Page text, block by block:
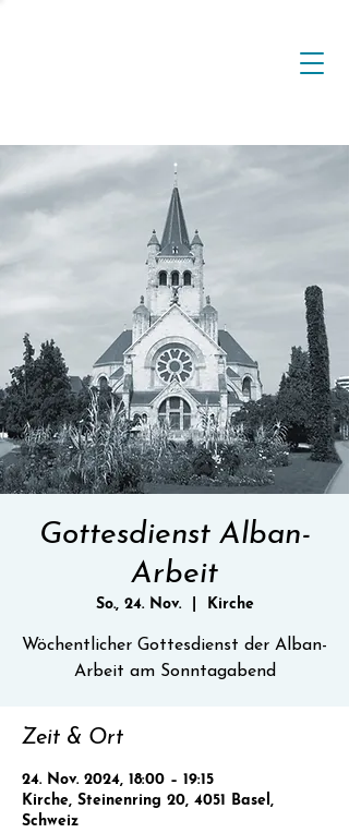
Gottesdienst Alban-
Arbeit
So., 24. Nov.
  |
Kirche
Wöchentlicher Gottesdienst der Alban-
Zeit & Ort
24. Nov. 2024, 18:00 – 19:15
Kirche, Steinenring 20, 4051 Basel,
Schweiz